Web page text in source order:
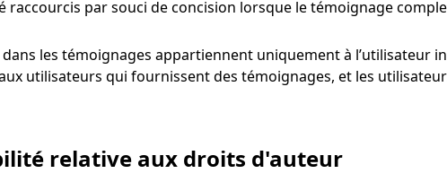
raccourcis par souci de concision lorsque le témoignage
les témoignages appartiennent uniquement à l’utilisateur
utilisateurs qui fournissent des témoignages, et les
relative aux droits d'auteur